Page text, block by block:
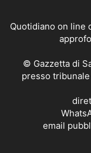
Quotidiano on line
© Gazzetta di
presso
email